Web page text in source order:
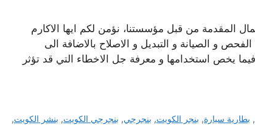
المقدمة من قبل مؤسستنا، نؤمن لكم ايها الاكارم
و الصيانة و التبديل و الاصلاح بالاضافة الى
يخص استخدامها و معرفة جل الاخطاء التي قد تؤثر
, بطارية سيارة, بنجر الكويت, بنجرجي, بنجرجي الكويت, بنشر الكويت,